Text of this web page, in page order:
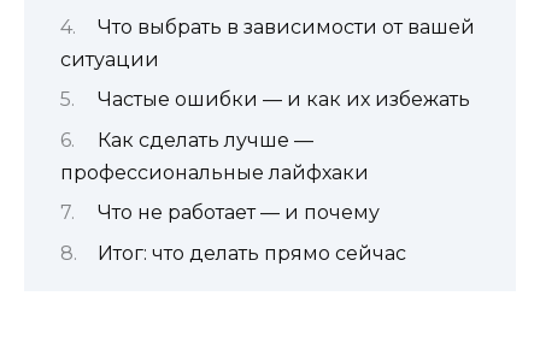
Что выбрать в зависимости от вашей
ситуации
Частые ошибки — и как их избежать
Как сделать лучше —
профессиональные лайфхаки
Что не работает — и почему
Итог: что делать прямо сейчас